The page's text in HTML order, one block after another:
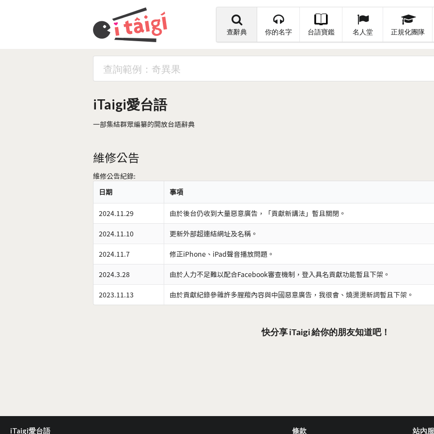
查辭典 你的名字 台語寶鑑 名人堂 正規化團隊
iTaigi愛台語
一部集結群眾編纂的開放台語辭典
維修公告
維修公告紀錄:
日期
事項
2024.11.29 由於後台仍收到大量惡意廣告，「貢獻新講法」暫且關閉。
2024.11.10 更新外部超連結網址及名稱。
2024.11.7 修正iPhone、iPad聲音播放問題。
2024.3.28 由於人力不足難以配合Facebook審查機制，登入具名貢獻功能暫且下架。
2023.11.13 由於貢獻紀錄參雜許多腥羶內容與中國惡意廣告，我很會、燒燙燙新詞暫且下架。
快分享 iTaigi 給你的朋友知道吧！
iTaigi愛台語 條款 站內